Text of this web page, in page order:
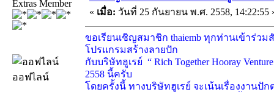
Extras Member
ออฟไลน์
« เมื่อ: วันที่ 25 กันยายน พ.ศ. 2558, 14:22:55
ขอเรียนเชิญสมาชิก thaiemb ทุกท่านเข้าร่ว
โปรแกรมสร้างลายปัก
กับบริษัทฮูเรย์ “ Rich Together Hooray
2558 นี้ครับ
โดยครั้งนี้ ทางบริษัทฮูเรย์ จะเน้นเรื่องงานปั